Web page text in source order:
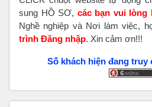
sung HỒ SƠ, các bạn vui lòng
Nghề nghiệp và Nơi làm việc,
trình Đăng nhập. Xin cảm ơn!!!
Số khách hiện đang truy